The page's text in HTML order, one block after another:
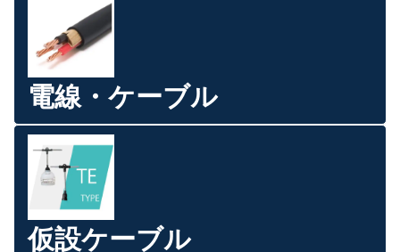
電線・ケーブル
仮設ケーブル